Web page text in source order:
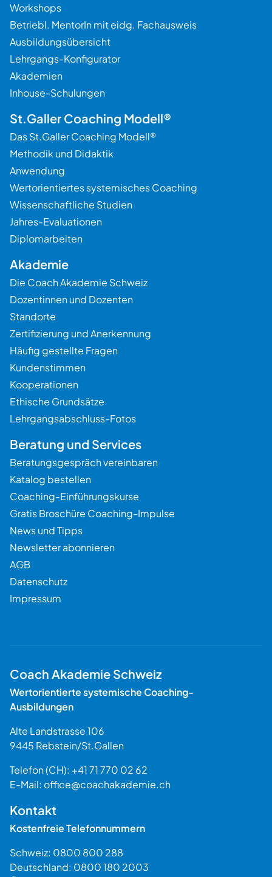
Workshops
Betriebl. MentorIn mit eidg. Fachausweis
Ausbildungsübersicht
Lehrgangs-Konfigurator
Akademien
Inhouse-Schulungen
St.Galler Coaching Modell®
Das St.Galler Coaching Modell®
Methodik und Didaktik
Anwendung
Wertorientiertes systemisches Coaching
Wissenschaftliche Studien
Jahres-Evaluationen
Diplomarbeiten
Akademie
Die Coach Akademie Schweiz
Dozentinnen und Dozenten
Standorte
Zertifizierung und Anerkennung
Häufig gestellte Fragen
Kundenstimmen
Kooperationen
Ethische Grundsätze
Lehrgangsabschluss-Fotos
Beratung und Services
Beratungsgespräch vereinbaren
Katalog bestellen
Coaching-Einführungskurse
Gratis Broschüre Coaching-Impulse
News und Tipps
Newsletter abonnieren
AGB
Datenschutz
Impressum
Coach Akademie Schweiz
Wertorientierte systemische Coaching-
Ausbildungen
Alte Landstrasse 106
9445 Rebstein/St.Gallen
Telefon (CH): +41 71 770 02 62
E-Mail: office@coachakademie.ch
Kontakt
Kostenfreie Telefonnummern
Schweiz: 0800 800 288
Deutschland: 0800 180 2003